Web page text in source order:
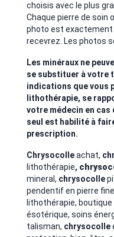
choisis avec le plus
Chaque pierre de soin
photo est exactement
recevrez. Les photos
Les minéraux ne
se substituer à votre
indications que vous
lithothérapie, se
votre médecin en cas
seul est habilité à
prescription.
Chrysocolleachat,
lithothérapie,
mineral, chrysocolle
pendentif en pierre
lithothérapie,
ésotérique, soins
talisman, chrysocolle